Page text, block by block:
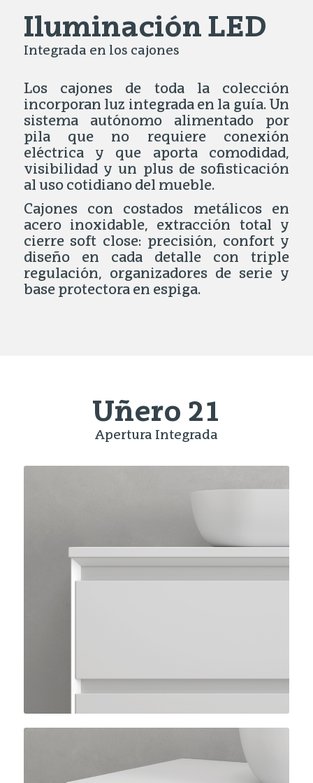
Iluminación LED
Integrada en los cajones
Los cajones de toda la colección
incorporan luz integrada en la guía. Un
sistema autónomo alimentado por
pila que no requiere conexión
eléctrica y que aporta comodidad,
visibilidad y un plus de sofisticación
al uso cotidiano del mueble.
Cajones con costados metálicos en
acero inoxidable, extracción total y
cierre soft close: precisión, confort y
diseño en cada detalle con triple
regulación, organizadores de serie y
base protectora en espiga.
Uñero 21
Apertura Integrada